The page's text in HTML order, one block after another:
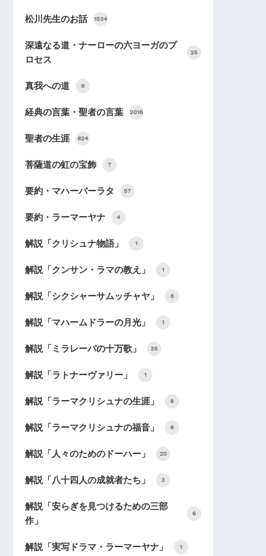
松川先生のお話 1534
深遠なる道・ナーローの六ヨーガのプ
ロセス
25
真我への道 9
経典の言葉・聖者の言葉 2016
聖者の生涯 824
菩薩道の虹の宝飾 7
要約・マハーバーラタ 57
要約・ラーマーヤナ 4
解説「クリシュナ物語」 1
解説「クンサン・ラマの教え」 1
解説「シクシャーサムッチャヤ」 8
解説「マハームドラーの月光」 1
解説「ミラレーパの十万歌」 35
解説「ラトナーヴァリー」 1
解説「ラーマクリシュナの生涯」 6
解説「ラーマクリシュナの福音」 6
解説「人々のためのドーハー」 20
解説「八十四人の成就者たち」 3
解説「安らぎを見つけるための三部
作」
6
解説「実写ドラマ・ラーマーヤナ」 1